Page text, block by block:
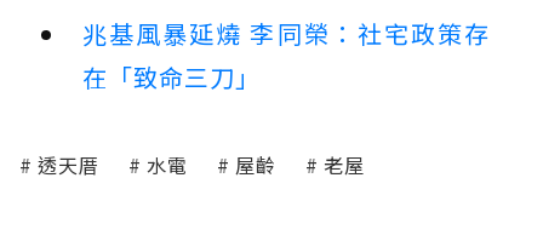
兆基風暴延燒 李同榮：社宅政策存
在「致命三刀」
透天厝 水電 屋齡 老屋